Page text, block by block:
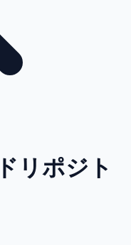
リポジト